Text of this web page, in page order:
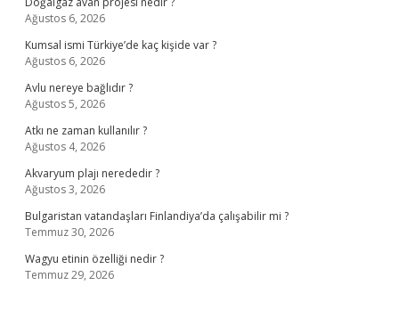
Ağustos 6, 2026
Kumsal ismi Türkiye’de kaç kişide var ?
Ağustos 6, 2026
Avlu nereye bağlıdır ?
Ağustos 5, 2026
Atkı ne zaman kullanılır ?
Ağustos 4, 2026
Akvaryum plajı nerededir ?
Ağustos 3, 2026
Bulgaristan vatandaşları Finlandiya’da çalışabilir mi ?
Temmuz 30, 2026
Wagyu etinin özelliği nedir ?
Temmuz 29, 2026